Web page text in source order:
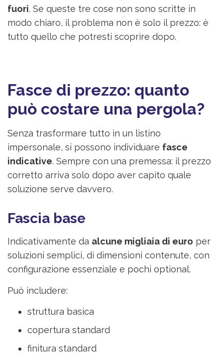
fuori. Se queste tre cose non sono scritte in
modo chiaro, il problema non è solo il prezzo: è
tutto quello che potresti scoprire dopo.
Fasce di prezzo: quanto
può costare una pergola?
Senza trasformare tutto in un listino
impersonale, si possono individuare fasce
indicative. Sempre con una premessa: il prezzo
corretto arriva solo dopo aver capito quale
soluzione serve davvero.
Fascia base
Indicativamente da alcune migliaia di euro per
soluzioni semplici, di dimensioni contenute, con
configurazione essenziale e pochi optional.
Può includere:
struttura basica
copertura standard
finitura standard